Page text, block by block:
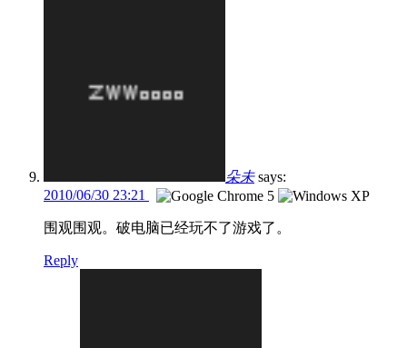
朵未 says:
2010/06/30 23:21
围观围观。破电脑已经玩不了游戏了。
Reply